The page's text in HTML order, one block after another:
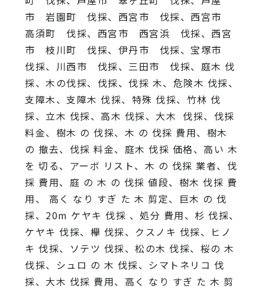
市 岩園町 伐採、西宮市 伐採、西宮市
高須町 伐採、西宮市 西宮浜 伐採、西宮
市 枝川町 伐採、伊丹市 伐採、宝塚市
伐採、川西市 伐採、三田市 伐採、庭木 伐
採、木の伐採、伐採、伐採 木、危険木 伐採、
支障木、支障木 伐採、特殊 伐採、竹林 伐
採、立木 伐採、高木 伐採、大木 伐採、伐採
料金、樹木 の 伐採、木 の 伐採 費用、樹木
の 撤去、伐採 料金、庭木 伐採 価格、高い 木
を 切る、アーボ リスト、木 の 伐採 業者、伐
採 費用、庭 の 木 の 伐採 値段、樹木 伐採 費
用、 高く なり すぎ た 木 剪定、巨木 の 伐
採、20m ケヤキ 伐採 、処分 費用、杉 伐採、
ケヤキ 伐採、欅 伐採、クスノキ 伐採、ヒノ
キ 伐採、ソテツ 伐採、松の木 伐採、桜の 木
伐採、シュロ の 木 伐採、シマトネリコ 伐
採、大木 伐採 費用、高く なり すぎ た 木 剪